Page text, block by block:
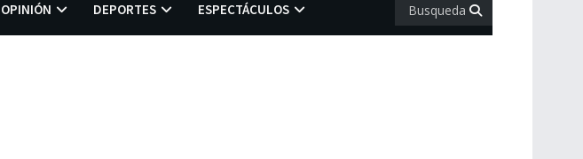
OPINIÓN DEPORTES ESPECTÁCULOS